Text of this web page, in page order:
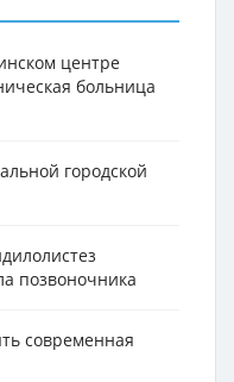
центре
больница
городской
позвоночника
современная